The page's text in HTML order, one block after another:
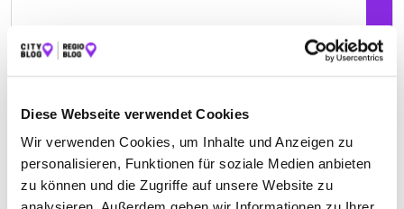
Diese Webseite verwendet Cookies
Wir verwenden Cookies, um Inhalte und Anzeigen zu
personalisieren, Funktionen für soziale Medien anbieten
zu können und die Zugriffe auf unsere Website zu